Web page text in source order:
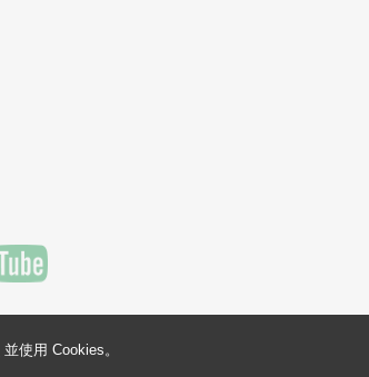
並使用 Cookies。